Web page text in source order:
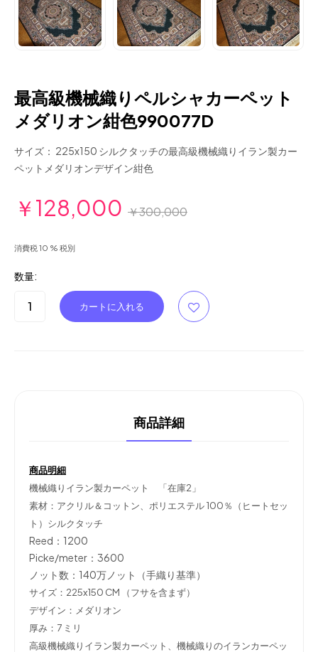
最高級機械織りペルシャカーペット
メダリオン紺色990077D
サイズ： 225x150 シルクタッチの最高級機械織りイラン製カー
ペットメダリオンデザイン紺色
￥128,000 ￥300,000
消費税 10 % 税別
数量:
商品詳細
商品明細
機械織りイラン製カーペット 「在庫2」
素材：アクリル＆コットン、 ポリエステル 100％（ヒートセッ
ト）シルクタッチ
Reed：1200
Picke/meter：3600
ノット数：140万ノット（手織り基準）
サイズ：225x150 CM （フサを含まず）
デザイン：メダリオン
厚み：7 ミリ
高級機械織りイラン製カーペット、機械織りのイランカーペッ